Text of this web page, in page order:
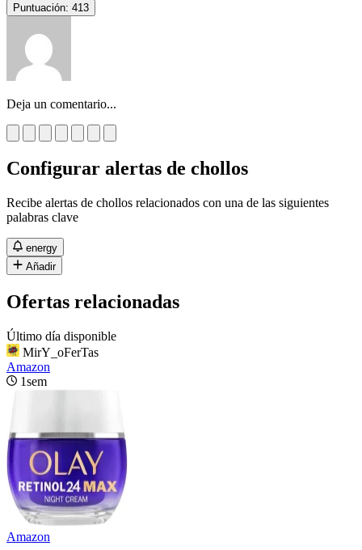
Puntuación: 413
Deja un comentario...
Configurar alertas de chollos
Recibe alertas de chollos relacionados con una de las siguientes
palabras clave
energy
Añadir
Ofertas relacionadas
Último día disponible
MirY_oFerTas
Amazon
1sem
Amazon